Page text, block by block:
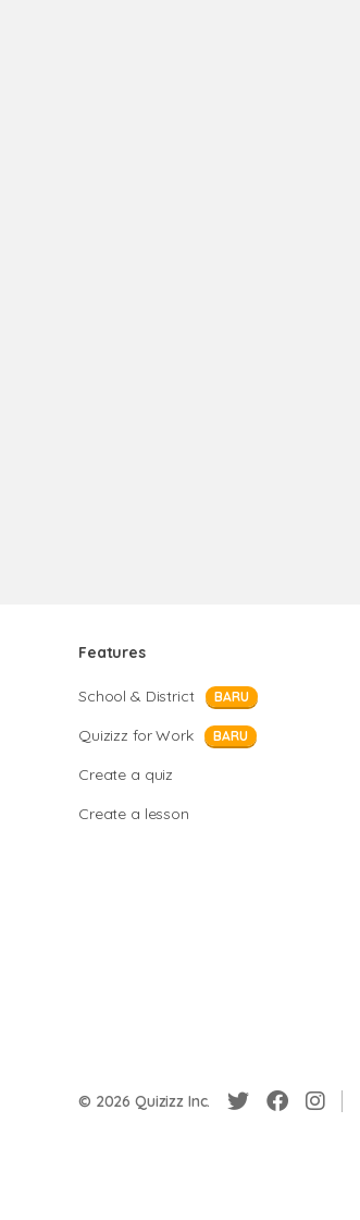
Features
School & District BARU
Quizizz for Work BARU
Create a quiz
Create a lesson
© 2026 Quizizz Inc.